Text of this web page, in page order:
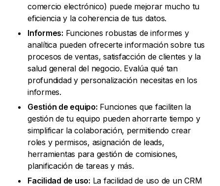
comercio electrónico) puede mejorar mucho tu
eficiencia y la coherencia de tus datos.
Informes: Funciones robustas de informes y
analítica pueden ofrecerte información sobre tus
procesos de ventas, satisfacción de clientes y la
salud general del negocio. Evalúa qué tan
profundidad y personalización necesitas en los
informes.
Gestión de equipo: Funciones que faciliten la
gestión de tu equipo pueden ahorrarte tiempo y
simplificar la colaboración, permitiendo crear
roles y permisos, asignación de leads,
herramientas para gestión de comisiones,
planificación de tareas y más.
Facilidad de uso: La facilidad de uso de un CRM